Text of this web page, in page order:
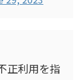
正利用を指